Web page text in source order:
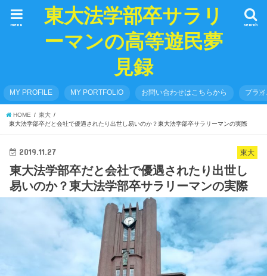
東大法学部卒サラリ
ーマンの高等遊民夢
見録
search
menu
MY PROFILE MY PORTFOLIO お問い合わせはこちらから プラ
HOME
東大
東大法学部卒だと会社で優遇されたり出世し易いのか？東大法学部卒サラリーマンの実際
東大
2019.11.27
東大法学部卒だと会社で優遇されたり出世し
易いのか？東大法学部卒サラリーマンの実際